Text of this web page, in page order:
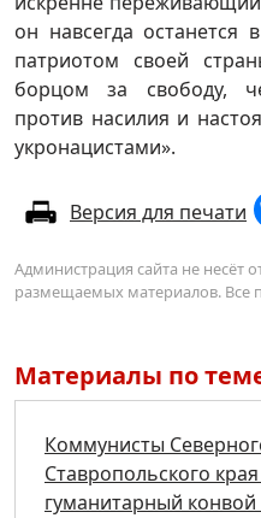
он навсегда
патриотом своей
борцом за свободу,
против насилия и
укронацистами».
Версия для печати
Администрация сайта не несёт
размещаемых материалов. Все
Материалы по
Коммунисты
Ставропольского
гуманитарный